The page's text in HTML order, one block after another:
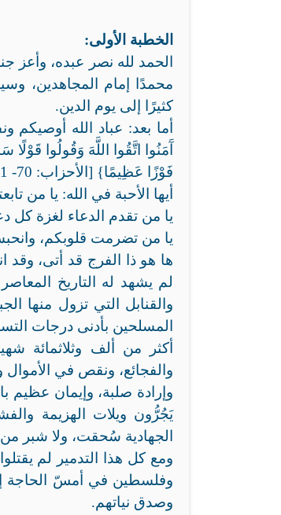
الخطبة الأولى:
الحمد لله نصر عبده، وأعز
محمدًا إمام المجاهدين،
كثيرًا إلى يوم الدين.
أما بعد: عباد الله
آَمَنُوا اتَّقُوا اللَّهَ وَقُولُوا
فَوْزًا عَظِيمًا} [الأحزاب: 70- 71].
أيها الأحبة في الله: يا من
يا من تقدم الدعاء لغزة كل
يا من تضرمت قلوبكم،
ها هو ذا الفرج قد أتى،
لم يشهد له التاريخ
والقنابل التي تزول منها
المسلحين بأدنى درجات
أكثر من ألف وثلاثمائة
والفجائع، ونقص في الأموال
وإرادة صلبة، وإيمان عظيم
يَجُرُّون ويلات الهزيمة
الجهادية سُحقت، ولا شبر
ومع كل هذا التدمير لم
وفلسطين في أمسّ الحاجة
وصدق نياتهم.